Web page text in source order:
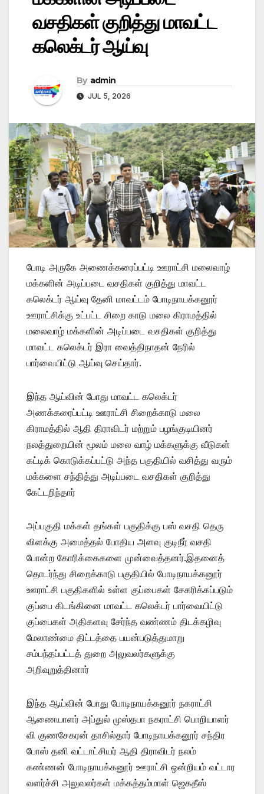
வசதிகள் குறித்து மாவட்ட
கலெக்டர் ஆய்வு
By admin
JUL 5, 2026
போடி அருகே அணைக்கரைப்பட்டி ஊராட்சி மலைவாழ்
மக்களின் அடிப்படை வசதிகள் குறித்து மாவட்ட
கலெக்டர் ஆய்வு தேனி மாவட்டம் போடிநாயக்கனூர்
ஊராட்சிக்கு உட்பட்ட சிறை காடு மலை கிராமத்தில்
மலைவாழ் மக்களின் அடிப்படை வசதிகள் குறித்து
மாவட்ட கலெக்டர் இரா வைத்திநாதன் நேரில்
பார்வையிட்டு ஆய்வு செய்தார்.
இந்த ஆய்வின் போது மாவட்ட கலெக்டர்
அணக்கரைப்பட்டி ஊராட்சி சிறைக்காடு மலை
கிராமத்தில் ஆதி திராவிடர் மற்றும் பழங்குடியினர்
நலத்துறையின் மூலம் மலை வாழ் மக்களுக்கு வீடுகள்
கட்டிக் கொடுக்கப்பட்டு அந்த பகுதியில் வசித்து வரும்
மக்களை சந்தித்து அடிப்படை வசதிகள் குறித்து
கேட்டறிந்தார்
அப்பகுதி மக்கள் தங்கள் பகுதிக்கு பஸ் வசதி தெரு
விளக்கு அமைத்தல் போதிய அளவு குடிநீர் வசதி
போன்ற கோரிக்கைகளை முன்வைத்தனர்.இதனைத்
தொடர்ந்து சிறைக்காடு பகுதியில் போடிநாயக்கனூர்
ஊராட்சி பகுதிகளில் உள்ள குப்பைகள் சேகரிக்கப்படும்
குப்பை கிடங்கினை மாவட்ட கலெக்டர் பார்வையிட்டு
குப்பைகள் அதிகளவு சேர்ந்த வண்ணம் திடக்கழிவு
மேலாண்மை திட்டத்தை பயன்படுத்துமாறு
சம்பந்தப்பட்டத் துறை அலுவலர்களுக்கு
அறிவுறுத்தினார்
இந்த ஆய்வின் போது போடிநாயக்கனூர் நகராட்சி
ஆணையாளர் அப்துல் முஸ்தபா நகராட்சி பொறியாளர்
வி குணசேகரன் தாசில்தார் போடிநாயக்கனூர் சந்திர
போஸ் தனி வட்டாட்சியர் ஆதி திராவிடர் நலம்
கண்ணன் போடிநாயக்கனூர் ஊராட்சி ஒன்றியம் வட்டார
வளர்ச்சி அலுவலர்கள் மக்கத்தம்மாள் ஜெகதீஸ்